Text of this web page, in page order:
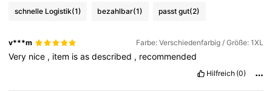
schnelle Logistik(1) bezahlbar(1) passt gut(2)
v***m Farbe: Verschiedenfarbig / Größe: 1XL
Very nice , item isasdescribed , recommended
Hilfreich (0)